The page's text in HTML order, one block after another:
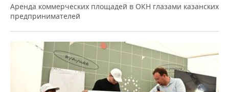
Аренда коммерческих площадей в ОКН глазами казанских
предпринимателей